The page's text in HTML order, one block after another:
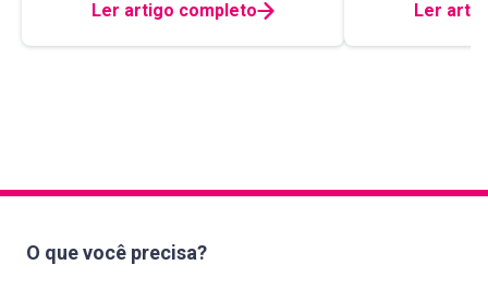
Ler artigo completo Ler
O que você precisa?